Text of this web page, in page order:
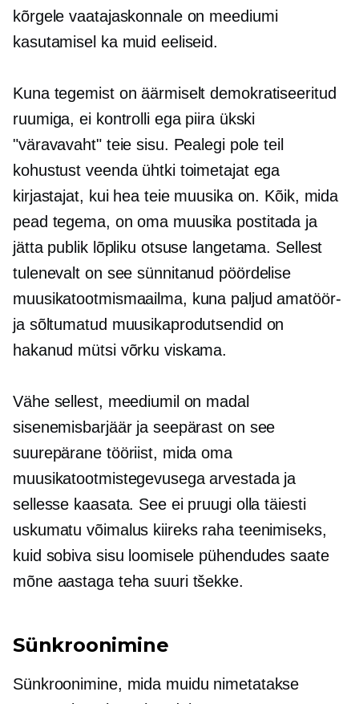
kõrgele vaatajaskonnale on meediumi
kasutamisel ka muid eeliseid.
Kuna tegemist on äärmiselt demokratiseeritud
ruumiga, ei kontrolli ega piira ükski
"väravavaht" teie sisu. Pealegi pole teil
kohustust veenda ühtki toimetajat ega
kirjastajat, kui hea teie muusika on. Kõik, mida
pead tegema, on oma muusika postitada ja
jätta publik lõpliku otsuse langetama. Sellest
tulenevalt on see sünnitanud pöördelise
muusikatootmismaailma, kuna paljud amatöör-
ja sõltumatud muusikaprodutsendid on
hakanud mütsi võrku viskama.
Vähe sellest, meediumil on madal
sisenemisbarjäär ja seepärast on see
suurepärane tööriist, mida oma
muusikatootmistegevusega arvestada ja
sellesse kaasata. See ei pruugi olla täiesti
uskumatu võimalus kiireks raha teenimiseks,
kuid sobiva sisu loomisele pühendudes saate
mõne aastaga teha suuri tšekke.
Sünkroonimine
Sünkroonimine, mida muidu nimetatakse